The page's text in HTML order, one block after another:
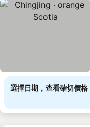
選擇日期，查看確切價格